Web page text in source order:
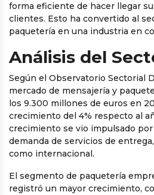
forma eficiente de hacer llegar
clientes. Esto ha convertido al
paquetería en una industria en
Análisis del
Según el Observatorio Sectorial
mercado de mensajería y
los 9.300 millones de euros en
crecimiento del 4% respecto al
crecimiento se vio impulsado
demanda de servicios de
como internacional.
El segmento de paquetería
registró un mayor crecimiento,